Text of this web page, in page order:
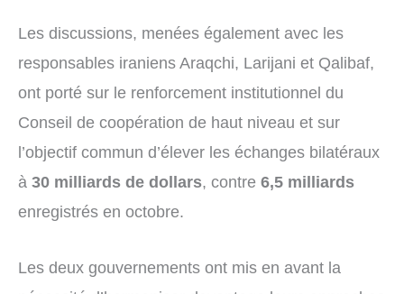
Les discussions, menées également avec les
responsables iraniens Araqchi, Larijani et Qalibaf,
ont porté sur le renforcement institutionnel du
Conseil de coopération de haut niveau et sur
l’objectif commun d’élever les échanges bilatéraux
à 30 milliards de dollars, contre 6,5 milliards
enregistrés en octobre.
Les deux gouvernements ont mis en avant la